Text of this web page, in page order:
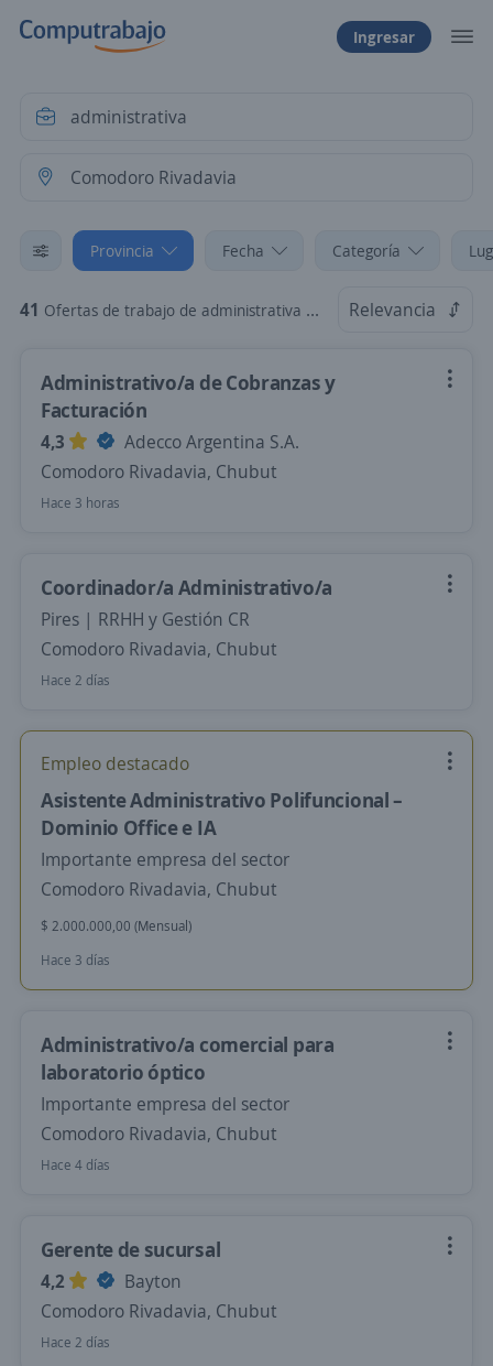
Ingresar
Provincia Fecha Categoría
41 Ofertas de trabajo de administrativa en Comodoro Rivadavia, Chubut Relevancia
Administrativo/a de Cobranzas y
Facturación
4,3
Adecco Argentina S.A.
Comodoro Rivadavia, Chubut
Hace 3 horas
Coordinador/a Administrativo/a
Pires | RRHH y Gestión CR
Comodoro Rivadavia, Chubut
Hace 2 días
Empleo destacado
Asistente Administrativo Polifuncional –
Dominio Office e IA
Importante empresa del sector
Comodoro Rivadavia, Chubut
$ 2.000.000,00 (Mensual)
Hace 3 días
Administrativo/a comercial para
laboratorio óptico
Importante empresa del sector
Comodoro Rivadavia, Chubut
Hace 4 días
Gerente de sucursal
4,2
Bayton
Comodoro Rivadavia, Chubut
Hace 2 días